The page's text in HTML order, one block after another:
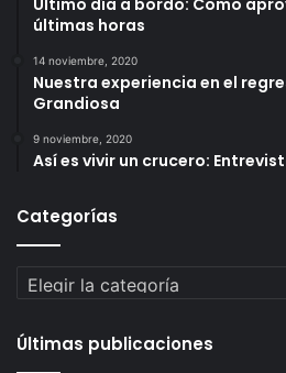
últimas horas
14 noviembre, 2020
Nuestra experiencia en el
Grandiosa
9 noviembre, 2020
Así es vivir un crucero:
Categorías
Categorías
Últimas publicaciones